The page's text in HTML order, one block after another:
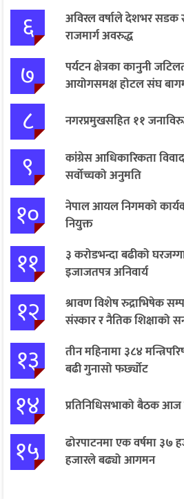
६
अविरल वर्षाले देशभर सडक
राजमार्ग अवरुद्ध
७
पर्यटन क्षेत्रका कानुनी
आयोगसमक्ष होटल संघ
८ नगरप्रमुखसहित ११
९
कांग्रेस आधिकारिकता
सर्वोच्चको अनुमति
१०
नेपाल आयल निगमको
नियुक्त
११
३ करोडभन्दा बढीको
इजाजतपत्र अनिवार्य
१२
श्रावण विशेष रुद्राभिषेक
संस्कार र नैतिक शिक्षाको
१३
तीन महिनामा ३८४
बढी गुनासो फर्छ्योट
१४ प्रतिनिधिसभाको बैठक आज
१५
ढोरपाटनमा एक वर्षमा ३७
हजारले बढ्यो आगमन